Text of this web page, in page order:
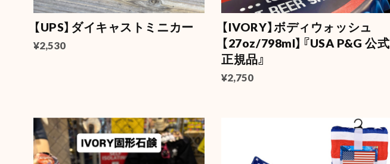
【UPS】ダイキャストミニカー
¥2,530
【IVORY】ボディウォッシュ
【27oz/798ml】『USA P&G 公式
正規品』
¥2,750